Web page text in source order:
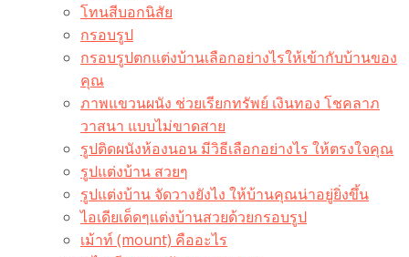
โทนสีบอกนิสัย
กรอบรูป
กรอบรูปตกแต่งบ้านเลือกอย่างไรให้เข้ากับบ้านของ
คุณ
ภาพแขวนผนัง ช่วยเรียกทรัพย์ เงินทอง โชคลาภ
วาสนา แบบไม่ขาดสาย
รูปติดผนังห้องนอน มีวิธีเลือกอย่างไร ให้ตรงใจคุณ
รูปแต่งบ้าน สวยๆ
รูปแต่งบ้าน จัดวางยังไง ให้บ้านคุณน่าอยู่ยิ่งขึ้น
ไอเดียเด็ดๆแต่งบ้านสวยด้วยกรอบรูป
เม้าท์ (mount) คืออะไร​